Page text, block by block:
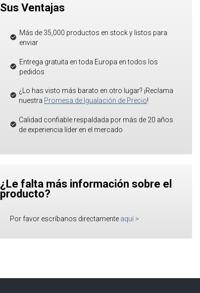
Sus Ventajas
Más de 35,000 productos en stock y listos para
enviar
Entrega gratuita en toda Europa en todos los
pedidos
¿Lo has visto más barato en otro lugar? ¡Reclama
nuestra Promesa de Igualación de Precio!
Calidad confiable respaldada por más de 20 años
de experiencia líder en el mercado
¿Le falta más información sobre el
producto?
Por favor escríbanos directamente aquí >